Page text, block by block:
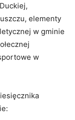
elementy
w gminie
w